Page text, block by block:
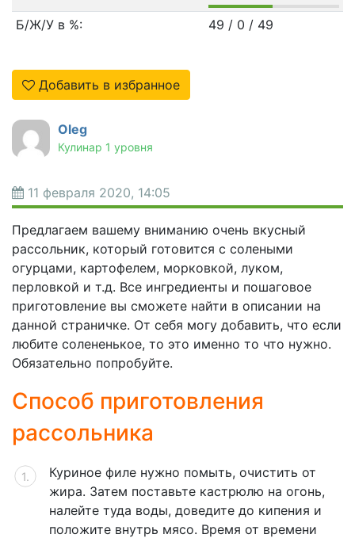
Б/Ж/У в %: 49 / 0 / 49
Добавить в избранное
Oleg
Кулинар 1 уровня
11 февраля 2020, 14:05
Предлагаем вашему вниманию очень вкусный
рассольник, который готовится с солеными
огурцами, картофелем, морковкой, луком,
перловкой и т.д. Все ингредиенты и пошаговое
приготовление вы сможете найти в описании на
данной страничке. От себя могу добавить, что если
любите солененькое, то это именно то что нужно.
Обязательно попробуйте.
Способ приготовления
рассольника
Куриное филе нужно помыть, очистить от
жира. Затем поставьте кастрюлю на огонь,
налейте туда воды, доведите до кипения и
положите внутрь мясо. Время от времени